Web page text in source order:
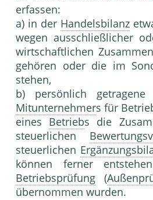
erfassen:
a) in der Handelsbilanz
wegen ausschließlicher
wirtschaftlichen
gehören oder die im
stehen,
b) persönlich getragene
Mitunternehmers für
eines Betriebs die
steuerlichen
steuerlichen
können ferner
Betriebsprüfung (
übernommen wurden.